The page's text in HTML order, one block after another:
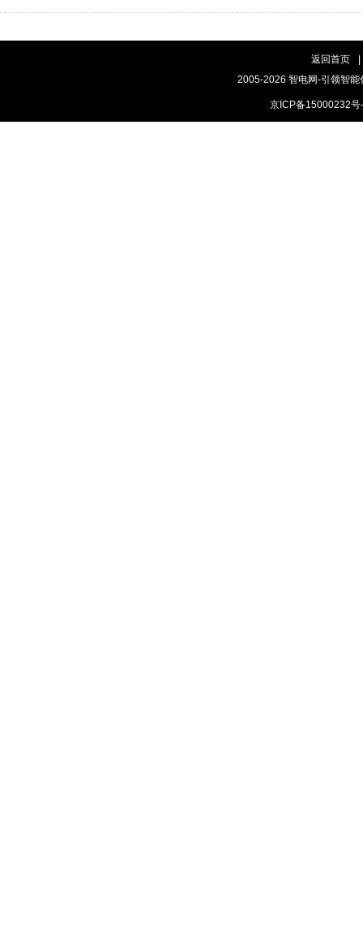
返回首页
2005-2026 智电网-引领智
京ICP备15000232号